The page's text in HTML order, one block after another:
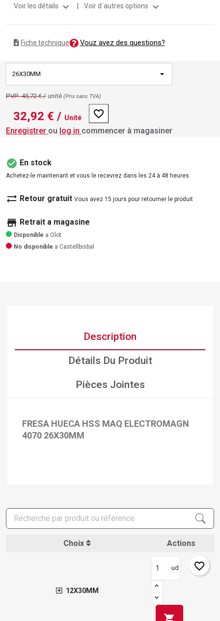
Voir les détails expand_more Voir d´autres options expand_more
Fiche technique Vouz avez des questions?
26X30MM
PVP: 45,72 € / unité (Prix ​​sans TVA)
32,92 € / Unité favorite_border
Enregistrer ou log in commencer à magasiner
check_circle En stock
Achetez-le maintenant et vous le recevrez dans les 24 à 48 heures
sync_alt Retour gratuit Vous avez 15 jours pour retourner le produit
store Retrait a magasine
Disponible a Olot
No disponible a Castellbisbal
Description
Détails Du Produit
Pièces Jointes
FRESA HUECA HSS MAQ ELECTROMAGN
4070 26X30MM
Choix Actions
12X30MM
ud
shopping_cart
favorite_border